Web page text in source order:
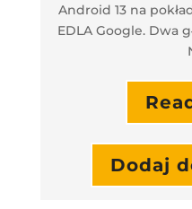
Android 13 na
EDLA Google. Dwa
Dodaj